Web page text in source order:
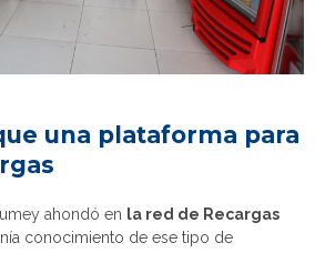
una plataforma para
ahondó en la red de Recargas
conocimiento de ese tipo de